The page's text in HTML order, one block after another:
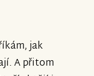
jak
A přitom